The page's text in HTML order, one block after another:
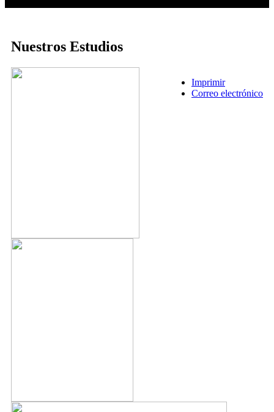
Nuestros Estudios
Imprimir
Correo electrónico